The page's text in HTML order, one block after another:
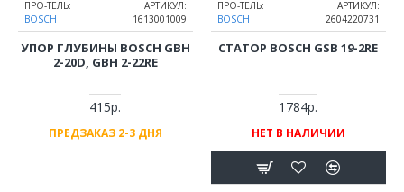
ПРО-ТЕЛЬ:
BOSCH
АРТИКУЛ:
1613001009
УПОР ГЛУБИНЫ BOSCH GBH
2-20D, GBH 2-22RE
415р.
ПРЕДЗАКАЗ 2-3 ДНЯ
ПРО-ТЕЛЬ:
BOSCH
АРТИКУЛ:
2604220731
СТАТОР BOSCH GSB 19-2RE
1784р.
НЕТ В НАЛИЧИИ